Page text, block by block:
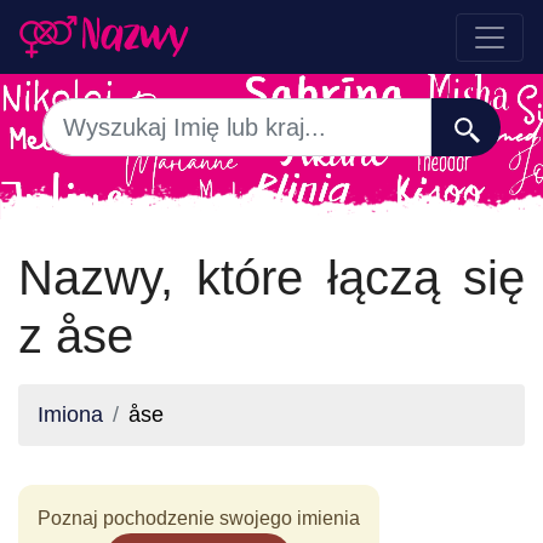
Nazwy, które łączą się
z åse
Imiona åse
Poznaj pochodzenie swojego imienia